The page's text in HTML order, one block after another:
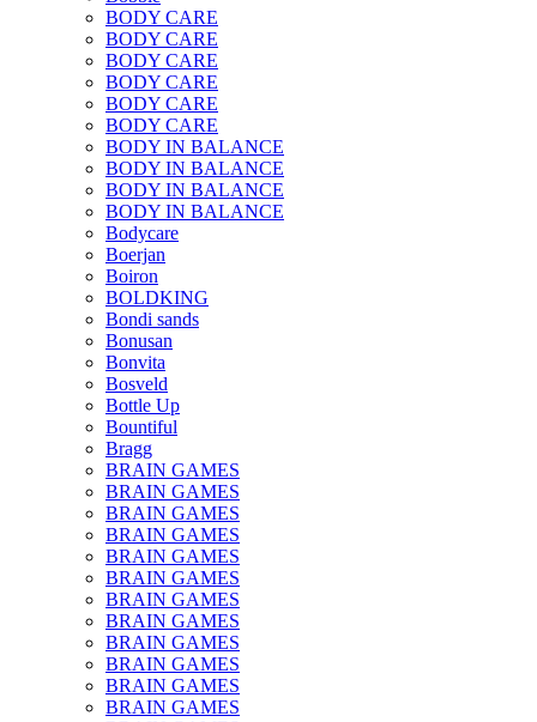
BODY CARE
BODY CARE
BODY CARE
BODY CARE
BODY CARE
BODY CARE
BODY IN BALANCE
BODY IN BALANCE
BODY IN BALANCE
BODY IN BALANCE
Bodycare
Boerjan
Boiron
BOLDKING
Bondi sands
Bonusan
Bonvita
Bosveld
Bottle Up
Bountiful
Bragg
BRAIN GAMES
BRAIN GAMES
BRAIN GAMES
BRAIN GAMES
BRAIN GAMES
BRAIN GAMES
BRAIN GAMES
BRAIN GAMES
BRAIN GAMES
BRAIN GAMES
BRAIN GAMES
BRAIN GAMES